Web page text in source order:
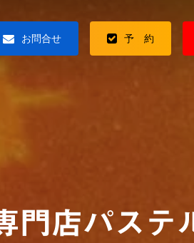
お問合せ 予 約
門店パステ